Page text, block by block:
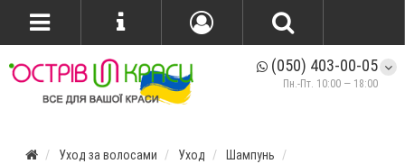
(050) 403-00-05
Пн.-Пт. 10:00 — 18:00
Уход за волосами Уход
Шампунь